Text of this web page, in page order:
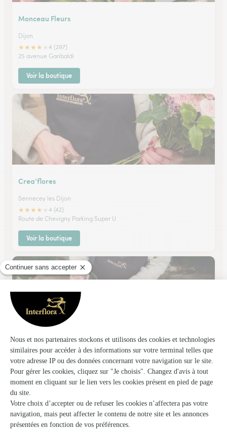
Monceau Fleurs
Dijon
★★★★
4 (297)
25 avenue Garibaldi
Voir la boutique
Crea’flores
Sennecey les Dijon
★★★★
4 (42)
Route de Chevigny Parking Super U
Voir la boutique
Vert’tiges
Dijon
★ ★★★ ★4.7 (58)
60, Bd de Strasbourg
Voir la boutique